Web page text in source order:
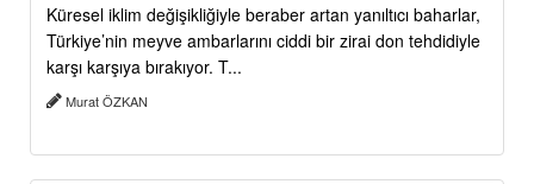
Küresel iklim değişikliğiyle beraber artan yanıltıcı baharlar,
Türkiye’nin meyve ambarlarını ciddi bir zirai don tehdidiyle
karşı karşıya bırakıyor. T...
Murat ÖZKAN